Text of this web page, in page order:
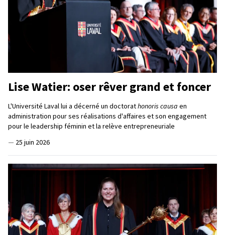
Lise Watier: oser rêver grand et foncer
L'Université Laval lui a décerné un doctorathonoris causa en
administration pour ses réalisations d'affaires et son engagement
pour le leadership féminin et la relève entrepreneuriale
— 25 juin 2026